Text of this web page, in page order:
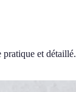
pratique et détaillé.